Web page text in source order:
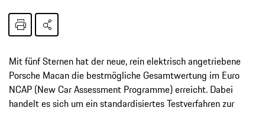
Mit fünf Sternen hat der neue, rein elektrisch angetriebene
Porsche Macan die bestmögliche Gesamtwertung im Euro
NCAP (New Car Assessment Programme) erreicht. Dabei
handelt es sich um ein standardisiertes Testverfahren zur